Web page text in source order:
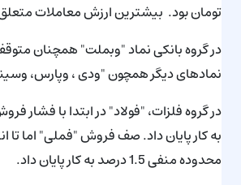
تومان بود. بیشترین ارزش معاملات متعلق به نمادهای " فولاد و
در گروه بانکی نماد "وبملت" همچنان
نمادهای دیگر همچون "ودی ، وپارس،
به کار پایان داد. صف فروش "فملی" اما تا
محدوده منفی 1.5 درصد به کار پایان داد.